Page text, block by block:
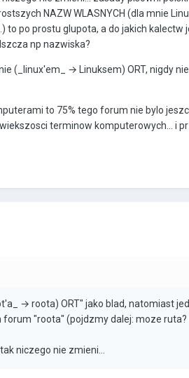
NAZW WLASNYCH (dla mnie
to po prostu glupota, a do jakich kalectw
np nazwiska?
(_linux'em_ → Linuksem) ORT, nigdy
to 75% tego forum nie bylo
terminow komputerowych... i
→ roota) ORT" jako blad, natomiast
"roota" (pojdzmy dalej: moze ruta?
niczego nie zmieni...